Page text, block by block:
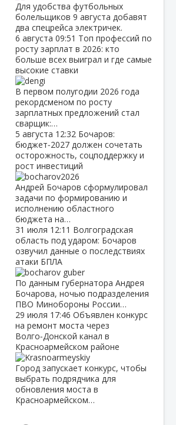
Для удобства футбольных
болельщиков 9 августа добавят
два спецрейса электричек.
6 августа 09:51 Топ профессий по
росту зарплат в 2026: кто
больше всех выиграл и где самые
высокие ставки
В первом полугодии 2026 года
рекордсменом по росту
зарплатных предложений стал
сварщик:…
5 августа 12:32 Бочаров:
бюджет‑2027 должен сочетать
осторожность, соцподдержку и
рост инвестиций
Андрей Бочаров сформулировал
задачи по формированию и
исполнению областного
бюджета на…
31 июля 12:11 Волгоградская
область под ударом: Бочаров
озвучил данные о последствиях
атаки БПЛА
По данным губернатора Андрея
Бочарова, ночью подразделения
ПВО Минобороны России…
29 июля 17:46 Объявлен конкурс
на ремонт моста через
Волго‑Донской канал в
Красноармейском районе
Город запускает конкурс, чтобы
выбрать подрядчика для
обновления моста в
Красноармейском…